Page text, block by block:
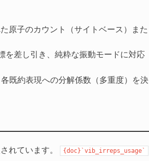
原子のカウント（サイトベース）また
を差し引き、純粋な振動モードに対応
既約表現への分解係数（多重度）を決
れています。 {doc}`vib_irreps_usage`